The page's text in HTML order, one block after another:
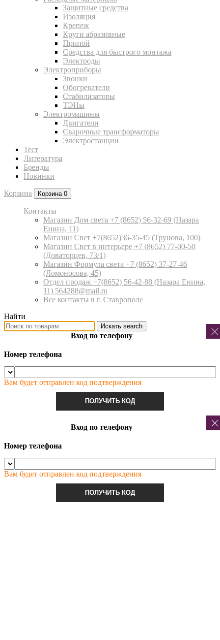
Защитные средства
Изоляция
Крепеж
Круги абразивные
Припой
Средства для быстрого монтажа
Электроды
Электроприборы
Звонки
Обогреватели
Стабилизаторы
ТЭНы
Электромашины
Двигатели
Сварочные трансформаторы
Электростанции
Тест
Литература
Бренды
Новинки
Корзина Корзина 0
Контакты
Магазин Дом света +7 (8652) 56-32-69 (Назара
Енина, 11)
Магазин Свет +7(8652)36-35-45 (Трунова, 100)
Магазин Свет в интерьере +7 (8652) 77-00-50
(Доваторцев, 73/1)
Магазин Формула света +7 (8652) 37-27-46
(Ломоносова, 45)
Отдел продаж +7(8652) 56-42-88 (Назара Енина,
11) 564288@mail.ru
Все контакты в г. Ставрополе
Найти
Искать search
Вход по телефону
Номер телефона
Вам будет отправлен код подтверждения
ПОЛУЧИТЬ КОД
Вход по телефону
Номер телефона
Вам будет отправлен код подтверждения
ПОЛУЧИТЬ КОД